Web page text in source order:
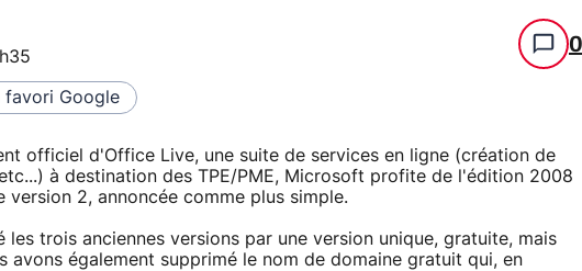
0
favori Google
officiel d'Office Live, une suite de services en ligne (création de
à destination des TPE/PME, Microsoft profite de l'édition 2008
2, annoncée comme plus simple.
les trois anciennes versions par une version unique, gratuite, mais
avons également supprimé le nom de domaine gratuit qui, en